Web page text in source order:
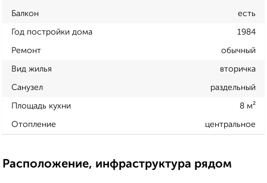
Балкон есть
Год постройки дома 1984
Ремонт обычный
Вид жилья вторичка
Санузел раздельный
Площадь кухни 8 м²
Отопление центральное
Расположение, инфраструктура рядом